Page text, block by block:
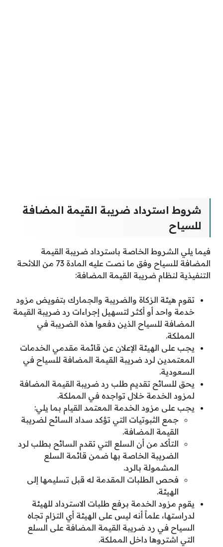
شروط استرداد ضريبة القيمة المضافة
للسياح
فيما يلي الشروط الخاصة باسترداد ضريبة القيمة
المضافة للسياح وفق ما نصت عليه المادة 73 من اللائحة
التنفيذية لنظام ضريبة القيمة المضافة:
تقوم هيئة الزكاة والضريبة والجمارك بتفويض مزود
خدمة واحد أو أكثر لتسهيل إجراءات رد ضريبة القيمة
المضافة للسياح الذين دفعوا هذه الضريبة في
المملكة.
يجب على الهيئة الإعلان عن قائمة مقدمي الخدمات
المعتمدين لرد ضريبة القيمة المضافة للسياح في
السعودية.
يحق للسائح تقديم طلب رد ضريبة القيمة المضافة
لمزود الخدمة خلال تواجده في المملكة.
يجب على مزود الخدمة المعتمد القيام بما يلي:
جمع الثبوتيات التي تؤكد سداد السائح لضريبة
القيمة المضافة.
التأكد من أن السلع التي تقدم السائح بطلب لرد
الضريبة الخاصة بها ضمن قائمة السلع
المشمولة بالرد.
فحص الطلبات المقدمة له قبل تسليمها إلى
الهيئة.
يقوم مزود الخدمة برفع طلبات الاسترداد للهيئة
لدراستها، علماً أنه ليس على الهيئة أي التزام تجاه
السياح في رد ضريبة القيمة المضافة على السلع
التي اشتروها داخل المملكة.